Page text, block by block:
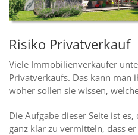
Risiko Privatverkauf
Viele Immobilienverkäufer
Privatverkaufs. Das kann man
woher sollen sie wissen,
Die Aufgabe dieser Seite ist
ganz klar zu vermitteln, dass